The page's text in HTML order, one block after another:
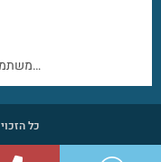
משתמשי מקבוק נהנים מאיכות צליל נקי, מדויק וחד…
כל